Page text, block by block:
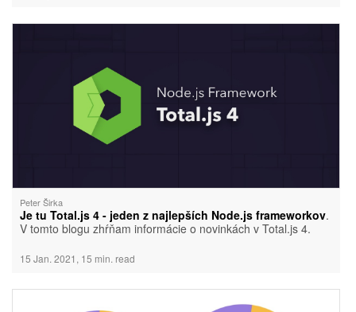
Peter Širka
Je tu Total.js 4 - jeden z najlepších Node.js frameworkov.
V tomto blogu zhŕňam informácie o novinkách v Total.js 4.
15 Jan. 2021, 15 min. read